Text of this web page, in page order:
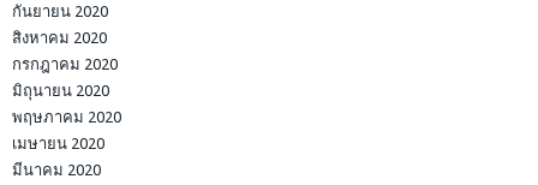
กันยายน 2020
สิงหาคม 2020
กรกฎาคม 2020
มิถุนายน 2020
พฤษภาคม 2020
เมษายน 2020
มีนาคม 2020